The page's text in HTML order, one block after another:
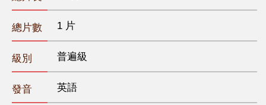
總片數 1 片
級別 普遍級
發音 英語